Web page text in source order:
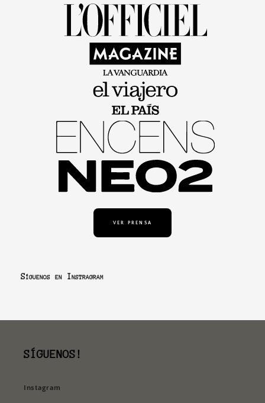
VER PRENSA
Síguenos en Instragram
SÍGUENOS!
Instagram